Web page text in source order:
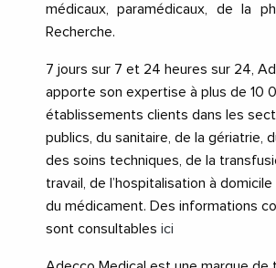
médicaux, paramédicaux, de la
Recherche.
7 jours sur 7 et 24 heures sur 24,
apporte son expertise à plus de 10
établissements clients dans les
publics, du sanitaire, de la gériatrie,
des soins techniques, de la
travail, de l’hospitalisation à
du médicament. Des informations
sont consultables ici